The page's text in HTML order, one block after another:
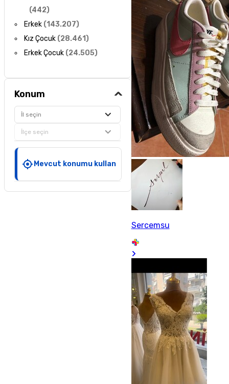
(442)
Erkek (143.207)
Kız Çocuk (28.461)
Erkek Çocuk (24.505)
Konum
İl seçin
İlçe seçin
Mevcut konumu kullan
Sercemsu